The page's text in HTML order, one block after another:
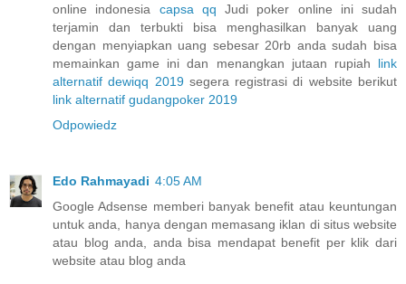
online indonesia capsa qq Judi poker online ini sudah
terjamin dan terbukti bisa menghasilkan banyak uang
dengan menyiapkan uang sebesar 20rb anda sudah bisa
memainkan game ini dan menangkan jutaan rupiah link
alternatif dewiqq 2019segera registrasi di website berikut
link alternatif gudangpoker 2019
Odpowiedz
Edo Rahmayadi 4:05 AM
Google Adsense memberi banyak benefit atau keuntungan
untuk anda, hanya dengan memasang iklan di situs website
atau blog anda, anda bisa mendapat benefit per klik dari
website atau blog anda